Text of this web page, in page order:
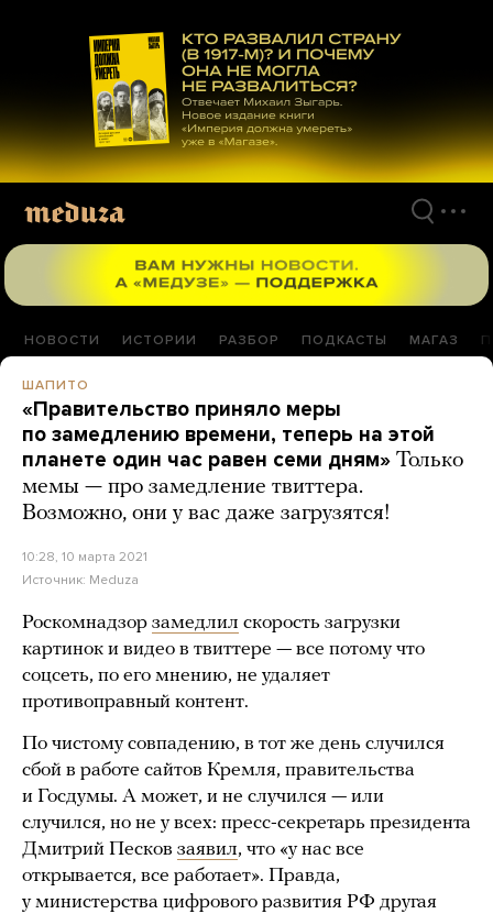
материалам
НОВОСТИ ИСТОРИИ РАЗБОР ПОДКАСТЫ МАГАЗ
ШАПИТО
«Правительство приняло меры
по замедлению времени, теперь на этой
планете один час равен семи дням» Только
мемы — про замедление твиттера.
Возможно, они у вас даже загрузятся!
10:28, 10 марта 2021
Источник: Meduza
Роскомнадзор замедлил скорость загрузки
картинок и видео в твиттере — все потому что
соцсеть, по его мнению, не удаляет
противоправный контент.
По чистому совпадению, в тот же день случился
сбой в работе сайтов Кремля, правительства
и Госдумы. А может, и не случился — или
случился, но не у всех: пресс-секретарь президента
Дмитрий Песков заявил, что «у нас все
открывается, все работает». Правда,
у министерства цифрового развития РФ другая